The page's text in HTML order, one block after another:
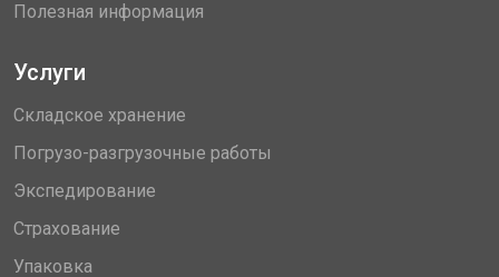
Полезная информация
Услуги
Складское хранение
Погрузо-разгрузочные работы
Экспедирование
Страхование
Упаковка